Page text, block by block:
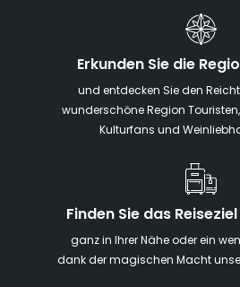
Erkunden Sie die
und entdecken Sie den
wunderschöne Region
Kulturfans und
Finden Sie das
ganz in Ihrer Nähe oder ein
dank der magischen Macht